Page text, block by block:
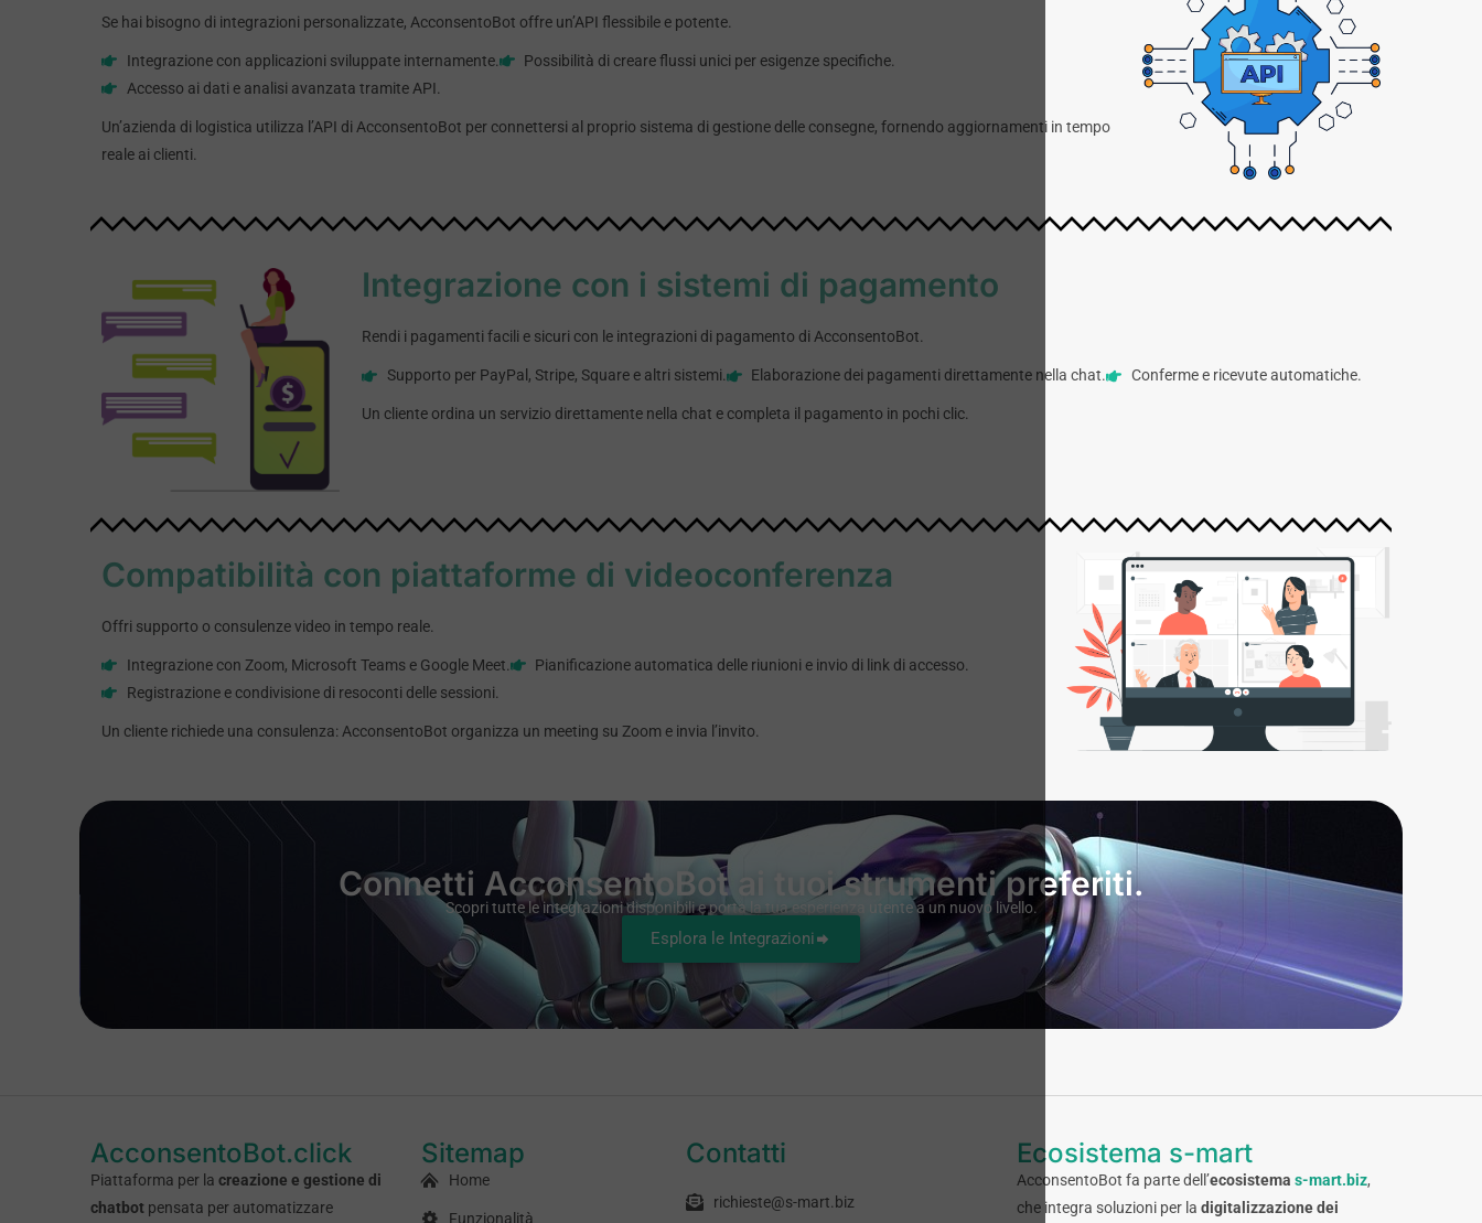
Se hai bisogno di integrazioni personalizzate, AcconsentoBot offre un’API flessibile e potente.
Integrazione con applicazioni sviluppate internamente.
Possibilità di creare flussi unici per esigenze specifiche.
Accesso ai dati e analisi avanzata tramite API.
Un’azienda di logistica utilizza l’API di AcconsentoBot per connettersi al proprio sistema di gestione delle consegne, fornendo aggiornamenti in tempo
reale ai clienti.
Integrazione con i sistemi di pagamento
Rendi i pagamenti facili e sicuri con le integrazioni di pagamento di AcconsentoBot.
Supporto per PayPal, Stripe, Square e altri sistemi. Elaborazione dei pagamenti direttamente nella chat. Conferme e ricevute automatiche.
Un cliente ordina un servizio direttamente nella chat e completa il pagamento in pochi clic.
Compatibilità con piattaforme di videoconferenza
Offri supporto o consulenze video in tempo reale.
Integrazione con Zoom, Microsoft Teams e Google Meet.
Pianificazione automatica delle riunioni e invio di link di accesso.
Registrazione e condivisione di resoconti delle sessioni.
Un cliente richiede una consulenza: AcconsentoBot organizza un meeting su Zoom e invia l’invito.
Connetti AcconsentoBot ai tuoi strumenti preferiti.
Scopri tutte le integrazioni disponibili e porta la tua esperienza utente a un nuovo livello.
Esplora le Integrazioni
AcconsentoBot.click
Piattaforma per la creazione e gestione di
chatbot pensata per automatizzare
Sitemap
Home
Funzionalità
Contatti
richieste@s-mart.biz
Ecosistema s-mart
AcconsentoBot fa parte dell’ecosistema s-mart.biz,
che integra soluzioni per la digitalizzazione dei